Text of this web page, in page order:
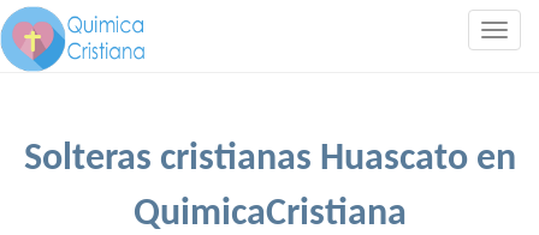
Solteras cristianas Huascato en
QuimicaCristiana